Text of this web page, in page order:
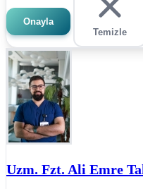
Onayla
Temizle
Uzm. Fzt. Ali Emre